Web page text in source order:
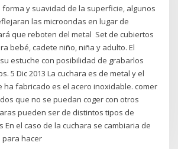
y suavidad de la superficie, algunos
las microondas en lugar de
que reboten del metal Set de cubiertos
bebé, cadete niño, niña y adulto. El
estuche con posibilidad de grabarlos
5 Dic 2013 La cuchara es de metal y el
ha fabricado es el acero inoxidable. comer
que no se puedan coger con otros
pueden ser de distintos tipos de
En el caso de la cuchara se cambiaria de
para hacer